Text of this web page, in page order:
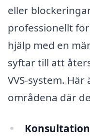
eller
professionellt
hjälp med en
syftar till att
VVS-system.
områdena där